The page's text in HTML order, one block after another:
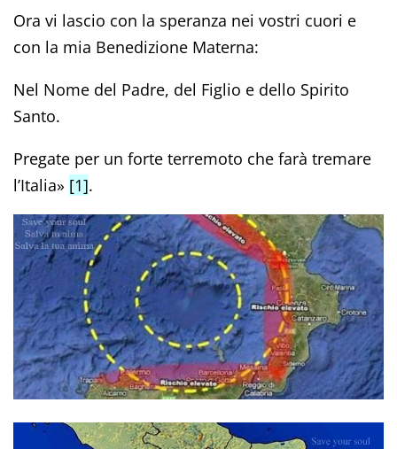
Ora vi lascio con la speranza nei vostri cuori e
con la mia Benedizione Materna:
Nel Nome del Padre, del Figlio e dello Spirito
Santo.
Pregate per un forte terremoto che farà tremare
l’Italia» [1].